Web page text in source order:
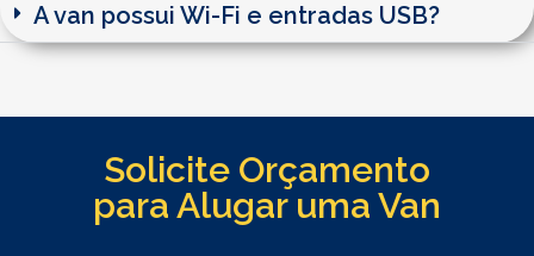
A van possui Wi-Fi e entradas USB?
Solicite Orçamento
para Alugar uma Van